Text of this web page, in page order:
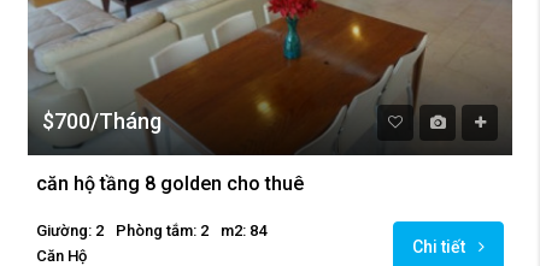
$700/Tháng
căn hộ tầng 8 golden cho thuê
Giường: 2 Phòng tắm: 2
m2: 84
Căn Hộ
Chi tiết